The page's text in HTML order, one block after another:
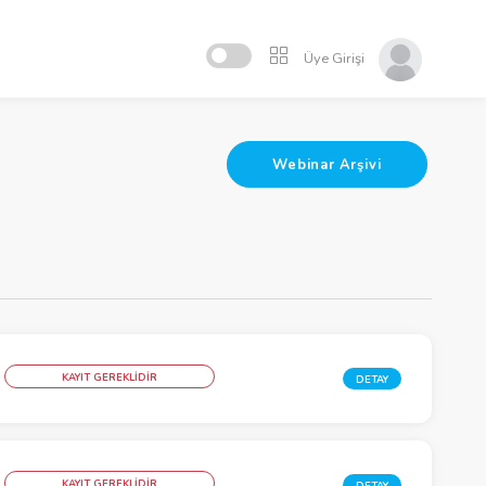
Üye Girişi
Webinar Arşivi
KAYIT GEREKLİDİR DETAY